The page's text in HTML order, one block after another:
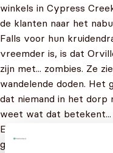
winkels in Cypress
de klanten naar het
Falls voor hun
vreemder is, is dat
zijn met... zombies. Ze
wandelende doden. Het
dat niemand in het dorp
weet wat dat betekent...
Er zijn weer vreemde en
gebeurtenissen op til...